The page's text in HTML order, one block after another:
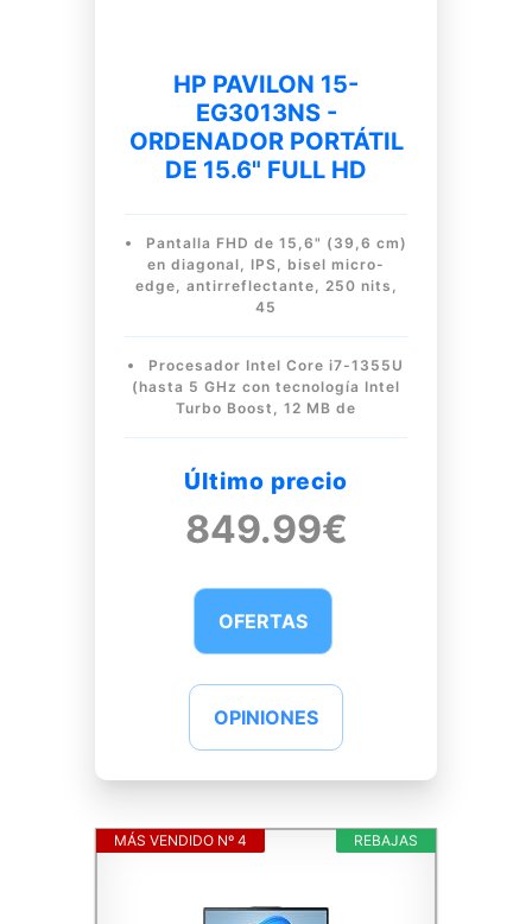
HP PAVILON 15-
EG3013NS -
ORDENADOR PORTÁTIL
DE 15.6" FULL HD
Pantalla FHD de 15,6" (39,6 cm)
en diagonal, IPS, bisel micro-
edge, antirreflectante, 250 nits,
45
Procesador Intel Core i7-1355U
(hasta 5 GHz con tecnología Intel
Turbo Boost, 12 MB de
Último precio
849.99€
OFERTAS
OPINIONES
REBAJAS
MÁS VENDIDO Nº 4